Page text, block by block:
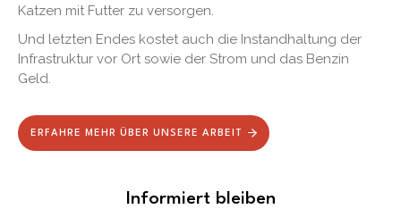
Katzen mit Futter zu versorgen.
Und letzten Endes kostet auch die Instandhaltung der
Infrastruktur vor Ort sowie der Strom und das Benzin
Geld.
ERFAHRE MEHR ÜBER UNSERE ARBEIT
Informiert bleiben